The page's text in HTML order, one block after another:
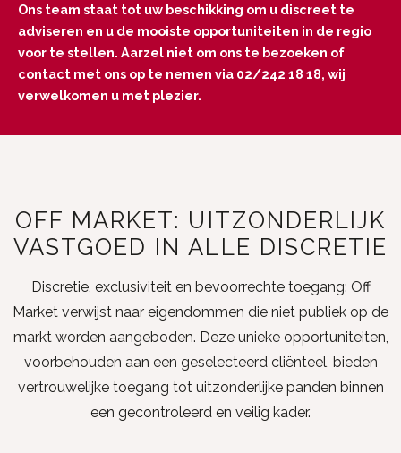
Ons team staat tot uw beschikking om u discreet te
adviseren en u de mooiste opportuniteiten in de regio
voor te stellen. Aarzel niet om ons te bezoeken of
contact met ons op te nemen via 02/242 18 18, wij
verwelkomen u met plezier.
OFF MARKET: UITZONDERLIJK
VASTGOED IN ALLE DISCRETIE
Discretie, exclusiviteit en bevoorrechte toegang: Off
Market verwijst naar eigendommen die niet publiek op de
markt worden aangeboden. Deze unieke opportuniteiten,
voorbehouden aan een geselecteerd cliënteel, bieden
vertrouwelijke toegang tot uitzonderlijke panden binnen
een gecontroleerd en veilig kader.